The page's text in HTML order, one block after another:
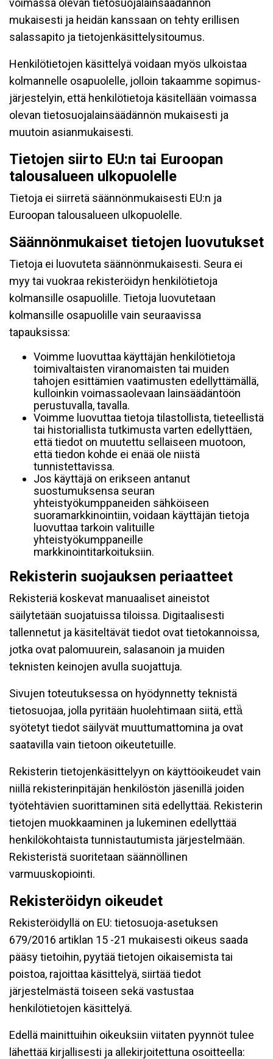
voimassa olevan tietosuojalainsäädännön
mukaisesti ja heidän kanssaan on tehty erillisen
salassapito ja tietojenkäsittelysitoumus.
Henkilötietojen käsittelyä voidaan myös ulkoistaa
kolmannelle osapuolelle, jolloin takaamme sopimus-
järjestelyin, että henkilötietoja käsitellään voimassa
olevan tietosuojalainsäädännön mukaisesti ja
muutoin asianmukaisesti.
Tietojen siirto EU:n tai Euroopan
talousalueen ulkopuolelle
Tietoja ei siirretä säännönmukaisesti EU:n ja
Euroopan talousalueen ulkopuolelle.
Säännönmukaiset tietojen luovutukset
Tietoja ei luovuteta säännönmukaisesti. Seura ei
myy tai vuokraa rekisteröidyn henkilötietoja
kolmansille osapuolille. Tietoja luovutetaan
kolmansille osapuolille vain seuraavissa
tapauksissa:
Voimme luovuttaa käyttäjän henkilötietoja
toimivaltaisten viranomaisten tai muiden
tahojen esittämien vaatimusten edellyttämällä,
kulloinkin voimassaolevaan lainsäädäntöön
perustuvalla, tavalla.
Voimme luovuttaa tietoja tilastollista, tieteellistä
tai historiallista tutkimusta varten edellyttäen,
että tiedot on muutettu sellaiseen muotoon,
että tiedon kohde ei enää ole niistä
tunnistettavissa.
Jos käyttäjä on erikseen antanut
suostumuksensa seuran
yhteistyökumppaneiden sähköiseen
suoramarkkinointiin, voidaan käyttäjän tietoja
luovuttaa tarkoin valituille
yhteistyökumppaneille
markkinointitarkoituksiin.
Rekisterin suojauksen periaatteet
Rekisteriä koskevat manuaaliset aineistot
säilytetään suojatuissa tiloissa. Digitaalisesti
tallennetut ja käsiteltävät tiedot ovat tietokannoissa,
jotka ovat palomuurein, salasanoin ja muiden
teknisten keinojen avulla suojattuja.
Sivujen toteutuksessa on hyödynnetty teknistä
tietosuojaa, jolla pyritään huolehtimaan siitä, että̈
syötetyt tiedot säilyvät muuttumattomina ja ovat
saatavilla vain tietoon oikeutetuille.
Rekisterin tietojenkäsittelyyn on käyttöoikeudet vain
niillä rekisterinpitäjän henkilöstön jäsenillä joiden
työtehtävien suorittaminen sitä edellyttää. Rekisterin
tietojen muokkaaminen ja lukeminen edellyttää
henkilökohtaista tunnistautumista järjestelmään.
Rekisteristä suoritetaan säännöllinen
varmuuskopiointi.
Rekisteröidyn oikeudet
Rekisteröidyllä on EU: tietosuoja-asetuksen
679/2016 artiklan 15 -21 mukaisesti oikeus saada
pääsy tietoihin, pyytää tietojen oikaisemista tai
poistoa, rajoittaa käsittelyä, siirtää tiedot
järjestelmästä toiseen sekä vastustaa
henkilötietojen käsittelyä.
Edellä mainittuihin oikeuksiin viitaten pyynnöt tulee
lähettää kirjallisesti ja allekirjoitettuna osoitteella: